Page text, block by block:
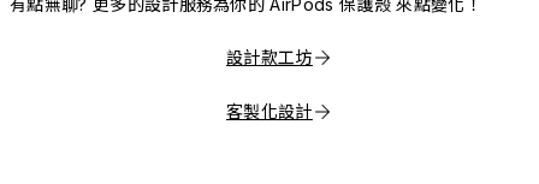
有點無聊? 更多的設計服務為你的 AirPods 保護殼 來點變化！
設計款工坊
客製化設計